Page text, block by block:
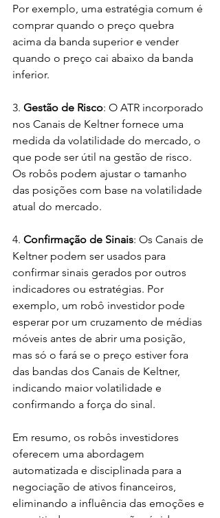
Por exemplo, uma estratégia comum é
comprar quando o preço quebra
acima da banda superior e vender
quando o preço cai abaixo da banda
inferior.
3. Gestão de Risco: O ATR incorporado
nos Canais de Keltner fornece uma
medida da volatilidade do mercado, o
que pode ser útil na gestão de risco.
Os robôs podem ajustar o tamanho
das posições com base na volatilidade
atual do mercado.
4. Confirmação de Sinais: Os Canais de
Keltner podem ser usados para
confirmar sinais gerados por outros
indicadores ou estratégias. Por
exemplo, um robô investidor pode
esperar por um cruzamento de médias
móveis antes de abrir uma posição,
mas só o fará se o preço estiver fora
das bandas dos Canais de Keltner,
indicando maior volatilidade e
confirmando a força do sinal.
Em resumo, os robôs investidores
oferecem uma abordagem
automatizada e disciplinada para a
negociação de ativos financeiros,
eliminando a influência das emoções e